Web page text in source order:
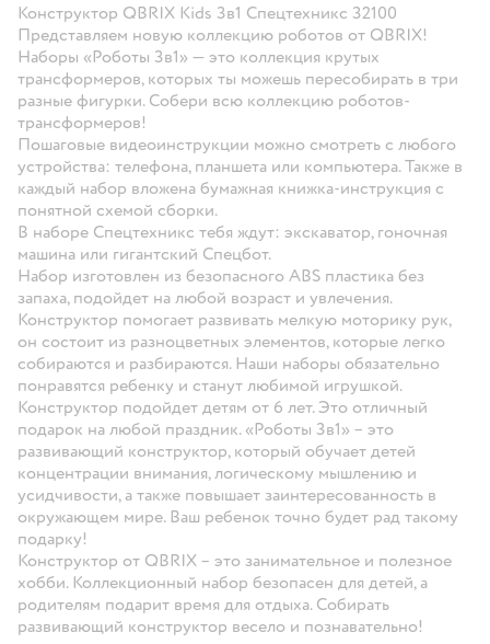
Конструктор QBRIX Kids 3в1 Спецтехникс 32100
Представляем новую коллекцию роботов от QBRIX!
Наборы «Роботы 3в1» — это коллекция крутых
трансформеров, которых ты можешь пересобирать в три
разные фигурки. Собери всю коллекцию роботов-
трансформеров!
Пошаговые видеоинструкции можно смотреть с любого
устройства: телефона, планшета или компьютера. Также в
каждый набор вложена бумажная книжка-инструкция с
понятной схемой сборки.
В наборе Спецтехникс тебя ждут: экскаватор, гоночная
машина или гигантский Спецбот.
Набор изготовлен из безопасного ABS пластика без
запаха, подойдет на любой возраст и увлечения.
Конструктор помогает развивать мелкую моторику рук,
он состоит из разноцветных элементов, которые легко
собираются и разбираются. Наши наборы обязательно
понравятся ребенку и станут любимой игрушкой.
Конструктор подойдет детям от 6 лет. Это отличный
подарок на любой праздник. «Роботы 3в1» – это
развивающий конструктор, который обучает детей
концентрации внимания, логическому мышлению и
усидчивости, а также повышает заинтересованность в
окружающем мире. Ваш ребенок точно будет рад такому
подарку!
Конструктор от QBRIX – это занимательное и полезное
хобби. Коллекционный набор безопасен для детей, а
родителям подарит время для отдыха. Собирать
развивающий конструктор весело и познавательно!